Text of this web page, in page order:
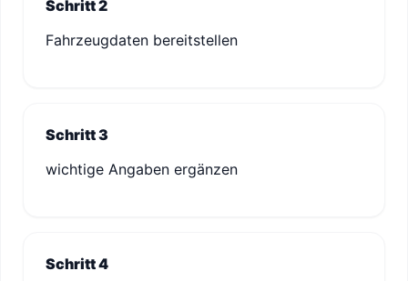
Schritt 2
Fahrzeugdaten bereitstellen
Schritt 3
wichtige Angaben ergänzen
Schritt 4